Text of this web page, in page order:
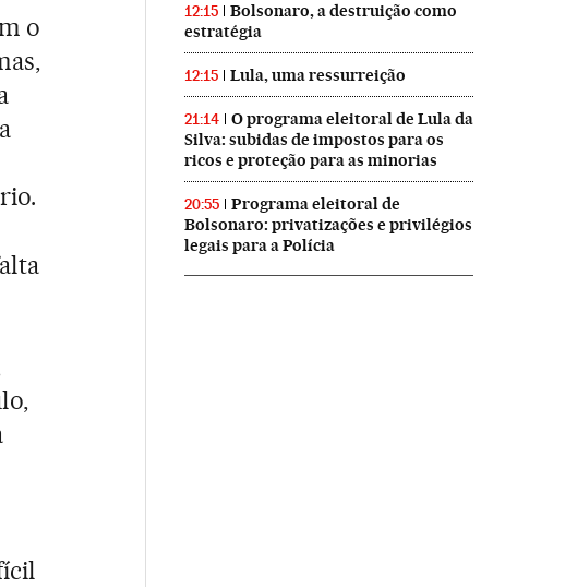
o
12:15
Bolsonaro, a destruição como
estratégia
12:15 Lula, uma ressurreição
21:14
O programa eleitoral de Lula da
Silva: subidas de impostos para os
ricos e proteção para as minorias
20:55
Programa eleitoral de
Bolsonaro: privatizações e privilégios
legais para a Polícia